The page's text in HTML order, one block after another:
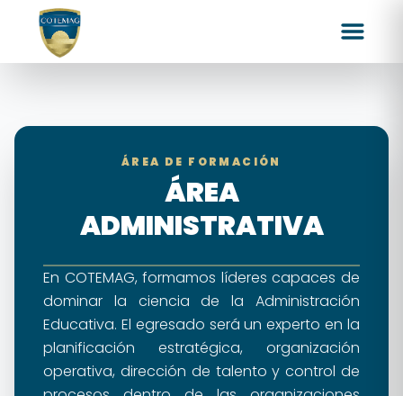
ÁREA DE FORMACIÓN
ÁREA
ADMINISTRATIVA
En COTEMAG, formamos líderes capaces de
dominar la ciencia de la Administración
Educativa. El egresado será un experto en la
planificación estratégica, organización
operativa, dirección de talento y control de